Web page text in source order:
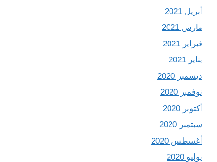
أبريل 2021
مارس 2021
فبراير 2021
يناير 2021
ديسمبر 2020
نوفمبر 2020
أكتوبر 2020
سبتمبر 2020
أغسطس 2020
يوليو 2020